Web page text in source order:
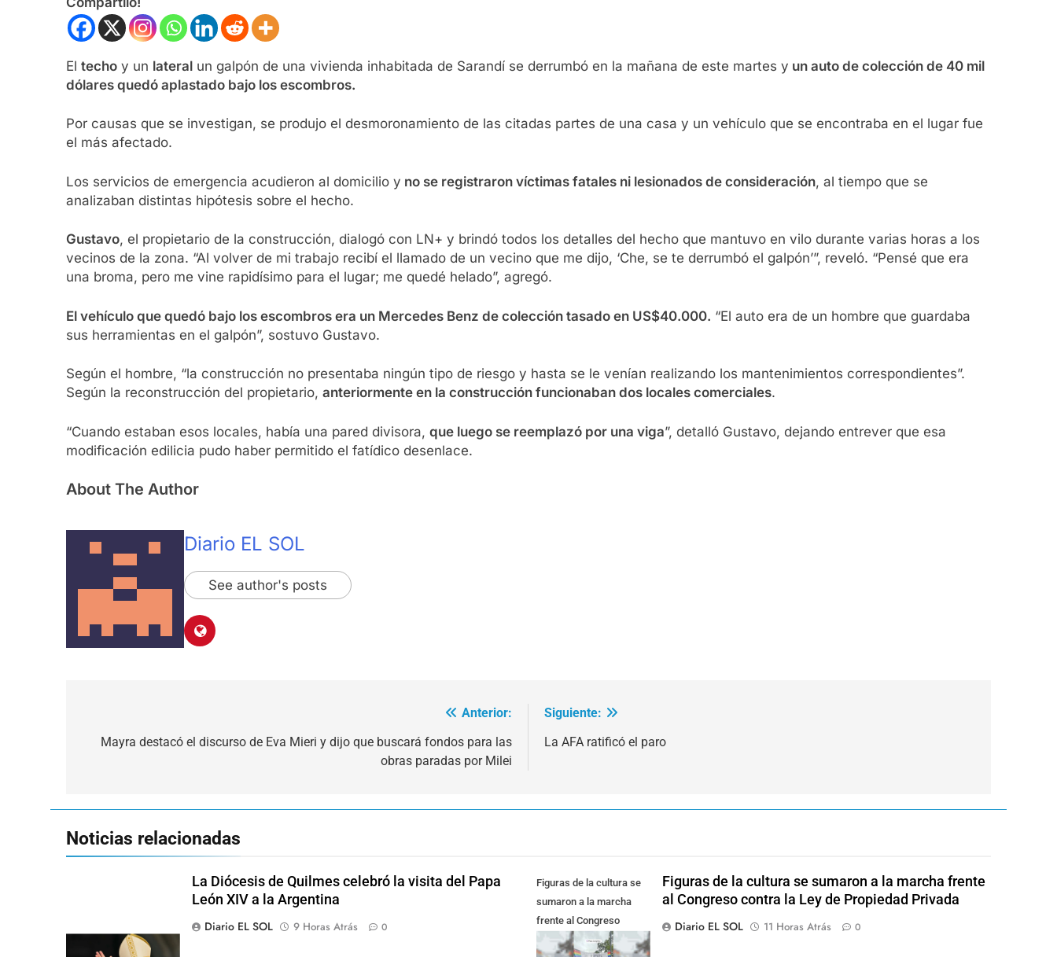
El techo y un lateral un galpón de una vivienda inhabitada de Sarandí se derrumbó en la mañana de este martes y un auto de colección de 40 mil
dólares quedó aplastado bajo los escombros.
Por causas que se investigan, se produjo el desmoronamiento de las citadas partes de una casa y un vehículo que se encontraba en el lugar fue
el más afectado.
Los servicios de emergencia acudieron al domicilio y no se registraron víctimas fatales ni lesionados de consideración, al tiempo que se
analizaban distintas hipótesis sobre el hecho.
Gustavo, el propietario de la construcción, dialogó con LN+ y brindó todos los detalles del hecho que mantuvo en vilo durante varias horas a los
vecinos de la zona. “Al volver de mi trabajo recibí el llamado de un vecino que me dijo, ‘Che, se te derrumbó el galpón’”, reveló. “Pensé que era
una broma, pero me vine rapidísimo para el lugar; me quedé helado”, agregó.
El vehículo que quedó bajo los escombros era un Mercedes Benz de colección tasado en US$40.000. “El auto era de un hombre que guardaba
sus herramientas en el galpón”, sostuvo Gustavo.
Según el hombre, “la construcción no presentaba ningún tipo de riesgo y hasta se le venían realizando los mantenimientos correspondientes”.
Según la reconstrucción del propietario, anteriormente en la construcción funcionaban dos locales comerciales.
“Cuando estaban esos locales, había una pared divisora, que luego se reemplazó por una viga”, detalló Gustavo, dejando entrever que esa
modificación edilicia pudo haber permitido el fatídico desenlace.
About The Author
Diario EL SOL
See author's posts
de
Anterior:
Mayra destacó el discurso de Eva Mieri y dijo que buscará fondos para las
obras paradas por Milei
Siguiente:
La AFA ratificó el paro
Noticias relacionadas
La Diócesis de Quilmes celebró la visita del Papa
León XIV a la Argentina
Diario EL SOL
9 Horas Atrás 0
Figuras de la cultura se
sumaron a la marcha
frente al Congreso
contra la Ley de
Figuras de la cultura se sumaron a la marcha frente
al Congreso contra la Ley de Propiedad Privada
Diario EL SOL
11 Horas Atrás 0